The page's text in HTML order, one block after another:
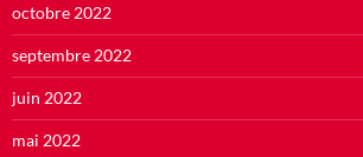
octobre 2022
septembre 2022
juin 2022
mai 2022